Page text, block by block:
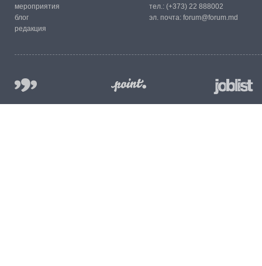
мероприятия
блог
редакция
тел.: (+373) 22 888002
эл. почта: forum@forum.md